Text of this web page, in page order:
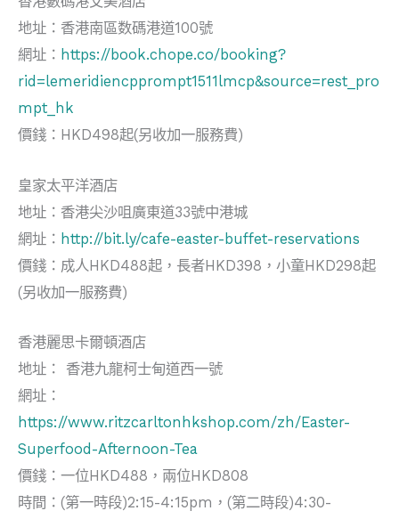
地址：香港南區数碼港道100號
網址： https://book.chope.co/booking?
rid=lemeridiencpprompt1511lmcp&source=rest_pro
mpt_hk
價錢：HKD498起(另收加一服務費)
皇家太平洋酒店
地址：香港尖沙咀廣東道33號中港城
網址： http://bit.ly/cafe-easter-buffet-reservations
價錢：成人HKD488起，長者HKD398，小童HKD298起
(另收加一服務費)
香港麗思卡爾頓酒店
地址： 香港九龍柯士甸道西一號
網址：
https://www.ritzcarltonhkshop.com/zh/Easter-
Superfood-Afternoon-Tea
價錢：一位HKD488，兩位HKD808
時間：(第一時段)2:15-4:15pm，(第二時段)4:30-